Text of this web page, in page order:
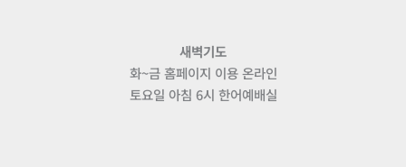
새벽기도
화~금 홈페이지 이용 온라인
토요일 아침 6시 한어예배실